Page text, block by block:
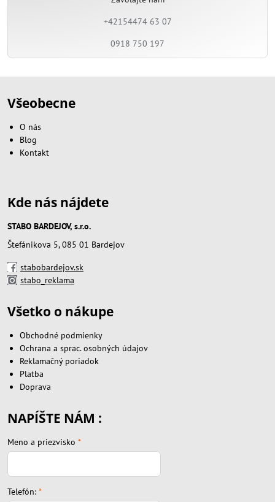
+42154474 63 07
0918 750 197
Všeobecne
O nás
Blog
Kontakt
Kde nás nájdete
STABO BARDEJOV, s.r.o.
Štefánikova 5, 085 01 Bardejov
stabobardejov.sk
stabo_reklama
Všetko o nákupe
Obchodné podmienky
Ochrana a sprac. osobných údajov
Reklamačný poriadok
Platba
Doprava
NAPÍŠTE NÁM :
Meno a priezvisko *
Telefón: *